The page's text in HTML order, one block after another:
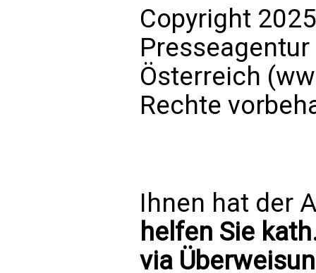
Copyright
Presseagentur
Österreich
Rechte
Ihnen hat der
helfen Sie
via